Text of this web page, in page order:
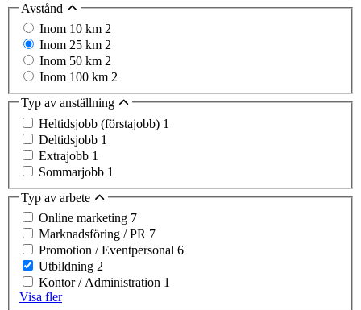
Avstånd
Inom 10 km 2
Inom 25 km 2
Inom 50 km 2
Inom 100 km 2
Typ av anställning
Heltidsjobb (förstajobb) 1
Deltidsjobb 1
Extrajobb 1
Sommarjobb 1
Typ av arbete
Online marketing 7
Marknadsföring / PR 7
Promotion / Eventpersonal 6
Utbildning 2
Kontor / Administration 1
Visa fler